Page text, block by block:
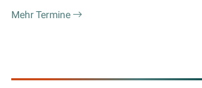
Mehr Termine